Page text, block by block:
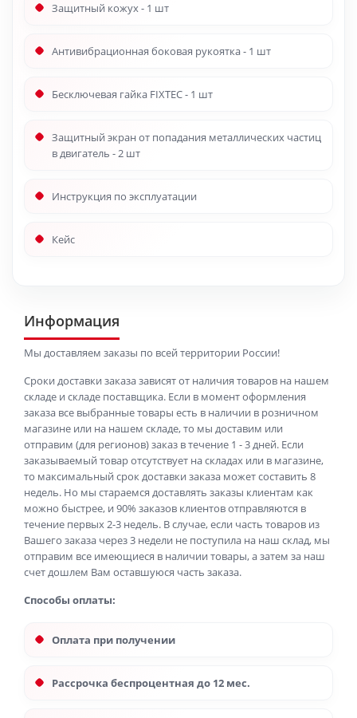
Защитный кожух - 1 шт
Антивибрационная боковая рукоятка - 1 шт
Бесключевая гайка FIXTEC - 1 шт
Защитный экран от попадания металлических частиц
в двигатель - 2 шт
Инструкция по эксплуатации
Кейс
Информация
Мы доставляем заказы по всей территории России!
Сроки доставки заказа зависят от наличия товаров на нашем
складе и складе поставщика. Если в момент оформления
заказа все выбранные товары есть в наличии в розничном
магазине или на нашем складе, то мы доставим или
отправим (для регионов) заказ в течение 1 - 3 дней. Если
заказываемый товар отсутствует на складах или в магазине,
то максимальный срок доставки заказа может составить 8
недель. Но мы стараемся доставлять заказы клиентам как
можно быстрее, и 90% заказов клиентов отправляются в
течение первых 2-3 недель. В случае, если часть товаров из
Вашего заказа через 3 недели не поступила на наш склад, мы
отправим все имеющиеся в наличии товары, а затем за наш
счет дошлем Вам оставшуюся часть заказа.
Способы оплаты:
Оплата при получении
Рассрочка беспроцентная до 12 мес.